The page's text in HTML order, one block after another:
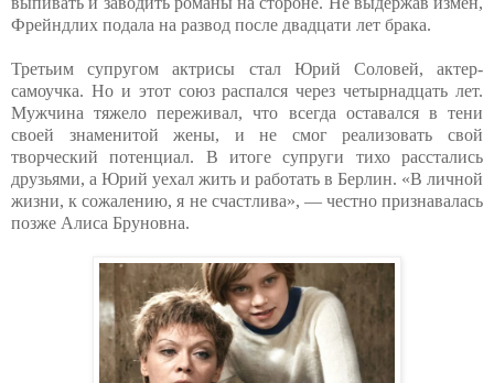
Фрейндлих подала на развод после двадцати лет брака.
Третьим супругом актрисы стал Юрий Соловей, актер-
самоучка. Но и этот союз распался через четырнадцать лет.
Мужчина тяжело переживал, что всегда оставался в тени
своей знаменитой жены, и не смог реализовать свой
творческий потенциал. В итоге супруги тихо расстались
друзьями, а Юрий уехал жить и работать в Берлин. «В личной
жизни, к сожалению, я не счастлива», — честно признавалась
позже Алиса Бруновна.